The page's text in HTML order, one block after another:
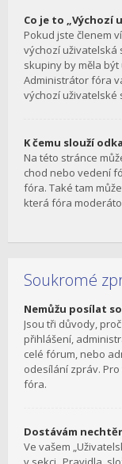
Co je to „Výchozí
Pokud jste členem
výchozí uživatelská
skupiny by měla
Administrátor fóra
výchozí uživatelské
K čemu slouží
Na této stránce
chod nebo vedení
fóra. Také tam
která fóra
Soukromé
Nemůžu posílat
Jsou tři důvody,
přihlášení,
celé fórum, nebo
odesílání zpráv.
fóra.
Dostávám
Ve vašem